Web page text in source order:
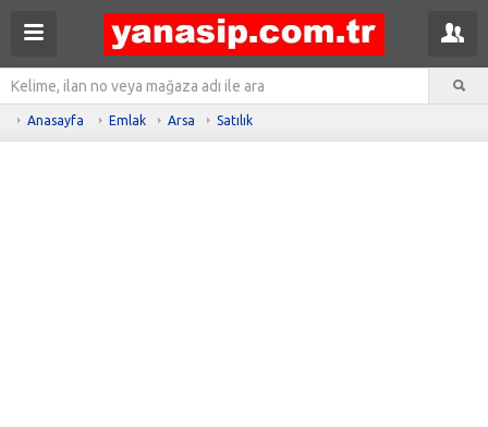
Anasayfa Emlak Arsa Satılık